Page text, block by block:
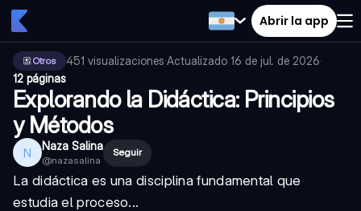
Abrir la app
Otros 451 visualizaciones·Actualizado 16 de jul. de 2026·
12 páginas
Explorando la Didáctica: Principios
y Métodos
N Naza Salina
@nazasalina
Seguir
La didáctica es una disciplina fundamental que
estudia el proceso...